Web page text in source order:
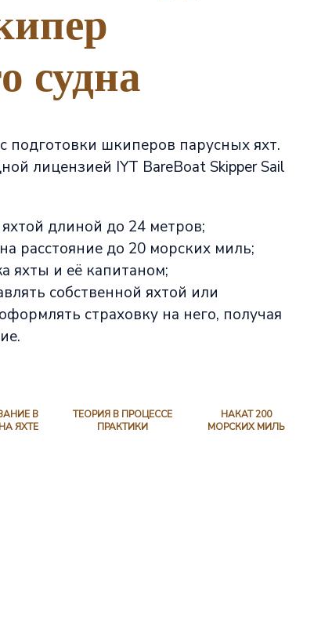
судна
шкиперов парусных яхт.
лицензией IYT BareBoat Skipper Sail
длиной до 24 метров;
расстояние до 20 морских миль;
яхты и её капитаном;
собственной яхтой или
страховку на него, получая
В
ЯХТЕ
ТЕОРИЯ В ПРОЦЕССЕ
ПРАКТИКИ
НАКАТ 200
МОРСКИХ МИЛЬ